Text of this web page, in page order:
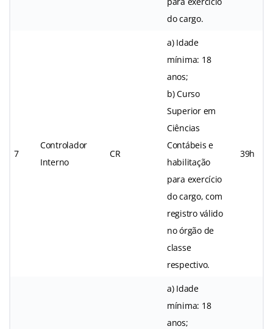
do cargo.
7
Controlador
Interno
CR
a) Idade
mínima: 18
anos;
b) Curso
Superior em
Ciências
Contábeis e
habilitação
para exercício
do cargo, com
registro válido
no órgão de
classe
respectivo.
39h
a) Idade
mínima: 18
anos;